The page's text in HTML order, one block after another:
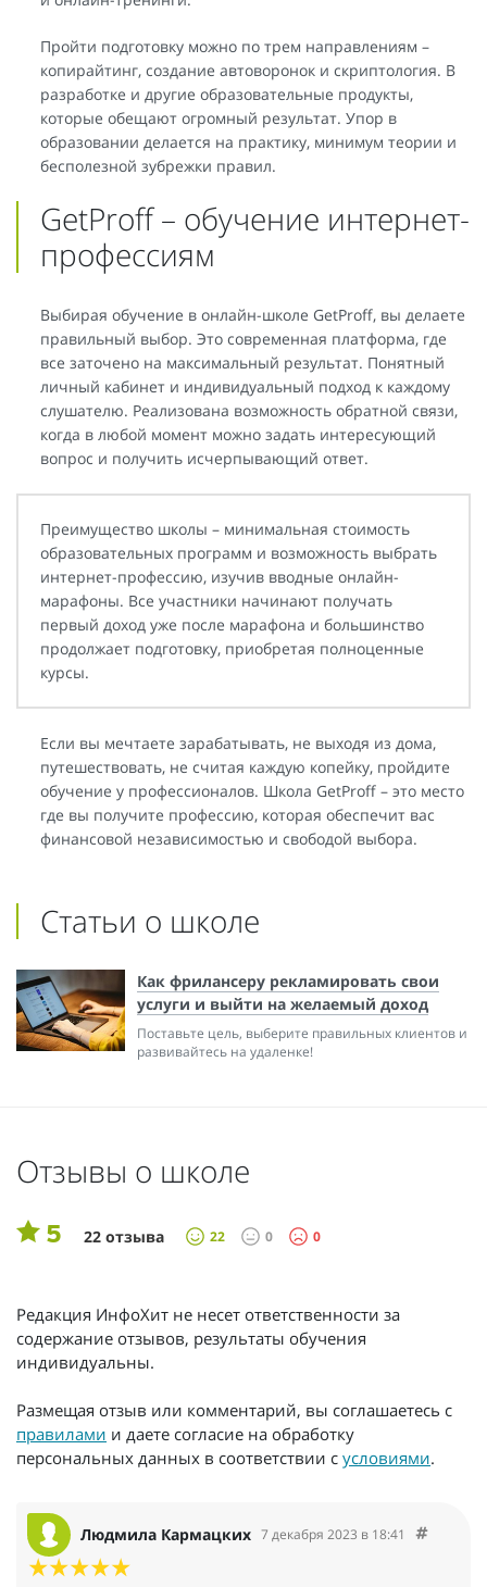
Пройти подготовку можно по трем направлениям –
копирайтинг, создание автоворонок и скриптология. В
разработке и другие образовательные продукты,
которые обещают огромный результат. Упор в
образовании делается на практику, минимум теории и
бесполезной зубрежки правил.
GetProff – обучение интернет-
профессиям
Выбирая обучение в онлайн-школе GetProff, вы делаете
правильный выбор. Это современная платформа, где
все заточено на максимальный результат. Понятный
личный кабинет и индивидуальный подход к каждому
слушателю. Реализована возможность обратной связи,
когда в любой момент можно задать интересующий
вопрос и получить исчерпывающий ответ.
Преимущество школы – минимальная стоимость
образовательных программ и возможность выбрать
интернет-профессию, изучив вводные онлайн-
марафоны. Все участники начинают получать
первый доход уже после марафона и большинство
продолжает подготовку, приобретая полноценные
курсы.
Если вы мечтаете зарабатывать, не выходя из дома,
путешествовать, не считая каждую копейку, пройдите
обучение у профессионалов. Школа GetProff – это место
где вы получите профессию, которая обеспечит вас
финансовой независимостью и свободой выбора.
Статьи о школе
Как фрилансеру рекламировать свои
услуги и выйти на желаемый доход
Поставьте цель, выберите правильных клиентов и
развивайтесь на удаленке!
Отзывы о школе
5 22 отзыва 22 0 0
Редакция ИнфоХит не несет ответственности за
содержание отзывов, результаты обучения
индивидуальны.
Размещая отзыв или комментарий, вы соглашаетесь с
правилами и даете согласие на обработку
персональных данных в соответствии с условиями.
Людмила Кармацких 7 декабря 2023 в 18:41